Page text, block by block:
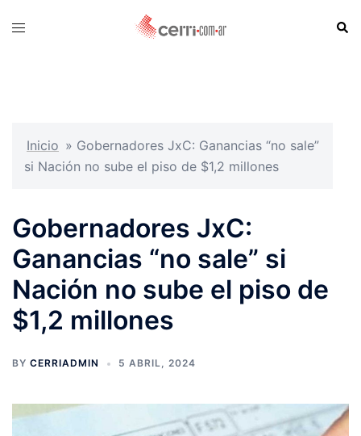
Toggle
Inicio » Gobernadores JxC: Ganancias “no sale”
si Nación no sube el piso de $1,2 millones
Gobernadores JxC:
Ganancias “no sale” si
Nación no sube el piso de
$1,2 millones
BY CERRIADMIN 5 ABRIL, 2024